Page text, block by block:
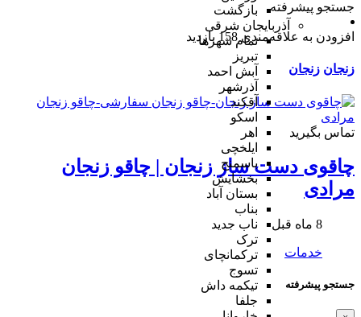
بازگشت
آذربایجان شرقی
تمام شهر‌ها
تبریز
آبش احمد
آذرشهر
آقکند
اسکو
اهر
ایلخچی
باسمنج
بخشایش
بستان آباد
بناب
ناب جدید
ترک
ترکمانچای
تسوج
تیکمه داش
جلفا
جستجو پیشرفته
افزودن به علاقه‌مندی 158 بازدید
زنجان زنجان
تماس بگیرید
چاقوی دست ساز زنجان | چاقو زنجان
مرادی
8 ماه قبل
خدمات
جستجو پیشرفته